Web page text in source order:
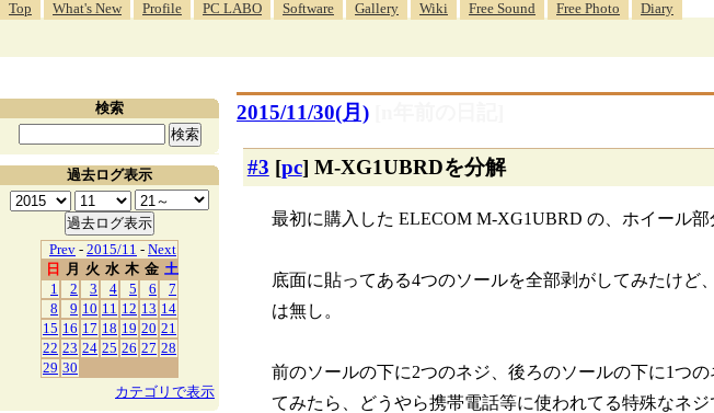
Top What's New Profile PC LABO Software Gallery Wiki Free Sound Free Photo Diary
2015/11/30(月)
#3 [pc] M-XG1UBRDを分解
最初に購入した ELECOM M-XG1UBRD の、ホイール
底面に貼ってある4つのソールを全部剥がしてみたけ
は無し。
前のソールの下に2つのネジ、後ろのソールの下に1つ
てみたら、どうやら携帯電話等に使われてる特殊なネ
検索
過去ログ表示
Prev - 2015/11 - Next
日
月 火 水 木 金 土
1
2 3 4 5 6
7
8
9 10 11 12 13 14
15 16 17 18 19 20 21
22 23 24 25 26 27 28
29 30
カテゴリで表示